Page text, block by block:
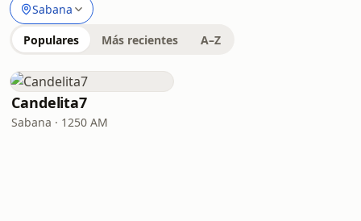
Sabana
Populares Más recientes A–Z
Candelita7
Sabana · 1250 AM